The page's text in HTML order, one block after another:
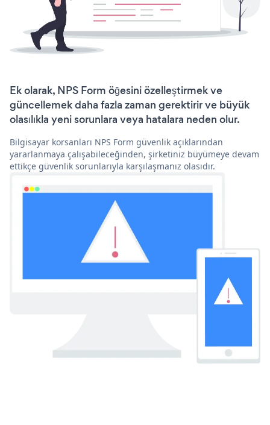
Ek olarak, NPS Form öğesini özelleştirmek ve
güncellemek daha fazla zaman gerektirir ve büyük
olasılıkla yeni sorunlara veya hatalara neden olur.
Bilgisayar korsanları NPS Form güvenlik açıklarından
yararlanmaya çalışabileceğinden, şirketiniz büyümeye devam
ettikçe güvenlik sorunlarıyla karşılaşmanız olasıdır.